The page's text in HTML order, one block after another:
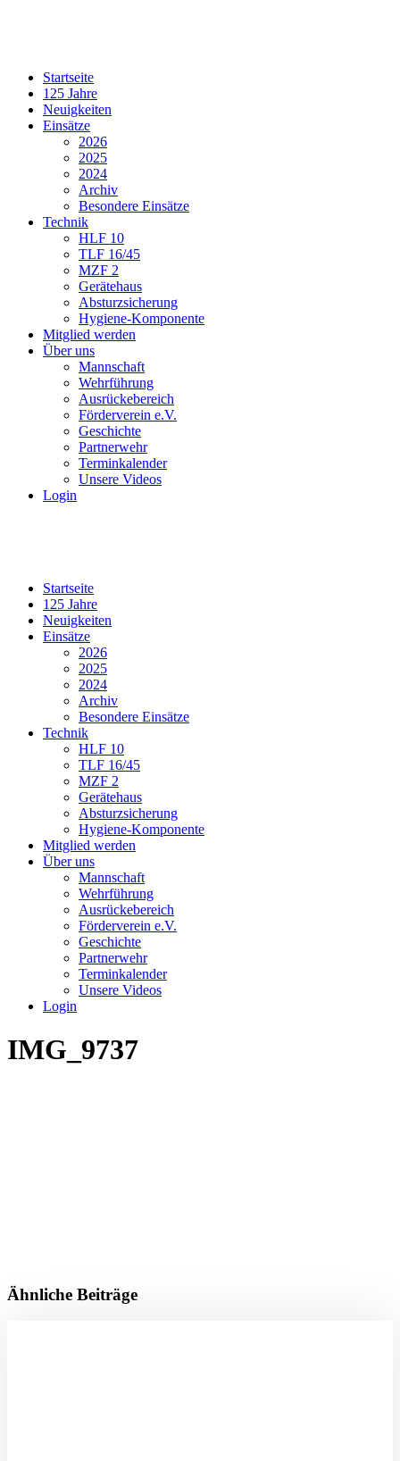
Startseite
125 Jahre
Neuigkeiten
Einsätze
2026
2025
2024
Archiv
Besondere Einsätze
Technik
HLF 10
TLF 16/45
MZF 2
Gerätehaus
Absturzsicherung
Hygiene-Komponente
Mitglied werden
Über uns
Mannschaft
Wehrführung
Ausrückebereich
Förderverein e.V.
Geschichte
Partnerwehr
Terminkalender
Unsere Videos
Login
Startseite
125 Jahre
Neuigkeiten
Einsätze
2026
2025
2024
Archiv
Besondere Einsätze
Technik
HLF 10
TLF 16/45
MZF 2
Gerätehaus
Absturzsicherung
Hygiene-Komponente
Mitglied werden
Über uns
Mannschaft
Wehrführung
Ausrückebereich
Förderverein e.V.
Geschichte
Partnerwehr
Terminkalender
Unsere Videos
Login
IMG_9737
Ähnliche Beiträge